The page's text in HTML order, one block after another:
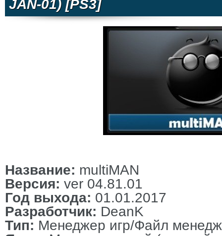
JAN-01) [PS3]
Название: multiMAN
Версия: ver 04.81.01
Год выхода: 01.01.2017
Разработчик: DeanK
Тип: Менеджер игр/Файл